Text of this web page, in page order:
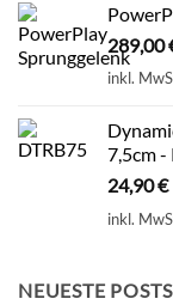
289,00
inkl.
7,5cm -
24,90€
inkl.
NEUESTE POSTS